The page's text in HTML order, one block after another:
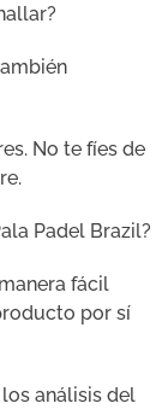
No te fíes de
Padel Brazil?
fácil
por sí
análisis del